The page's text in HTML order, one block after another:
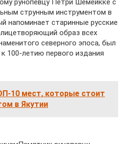
рунопевцу Петри Шемейкке с
струнным инструментом в
напоминает старинные русские
образ всех
северного эпоса, был
к 100-летию первого издания
10 мест, которые стоит
в Якутии